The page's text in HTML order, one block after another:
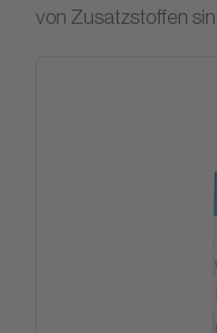
von Zusatzstoffen